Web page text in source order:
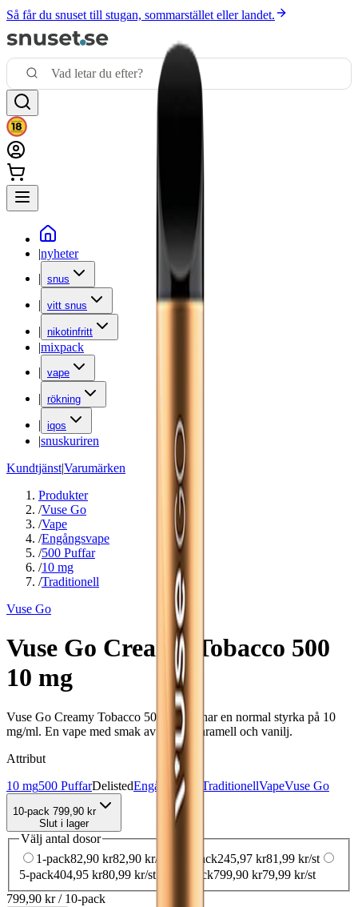
Så får du snuset till stugan, sommarstället eller landet.
|nyheter
| snus
| vitt snus
| nikotinfritt
|mixpack
| vape
| rökning
| iqos
|snuskuriren
Kundtjänst|Varumärken
Produkter
/Vuse Go
/Vape
/Engångsvape
/500 Puffar
/10 mg
/Traditionell
Vuse Go
Vuse Go Creamy Tobacco 500
10 mg
Vuse Go Creamy Tobacco 500 10 mg har en normal styrka på 10
mg/ml. En vape med smak av tobak, karamell och vanilj.
Attribut
10 mg500 PuffarDelistedEngångsvape TraditionellVapeVuse Go
10-pack 799,90 kr
Slut i lager
Välj antal dosor
1-pack82,90 kr82,90 kr/st 3-pack245,97 kr81,99 kr/st
5-pack404,95 kr80,99 kr/st 10-pack799,90 kr79,99 kr/st
799,90 kr / 10-pack